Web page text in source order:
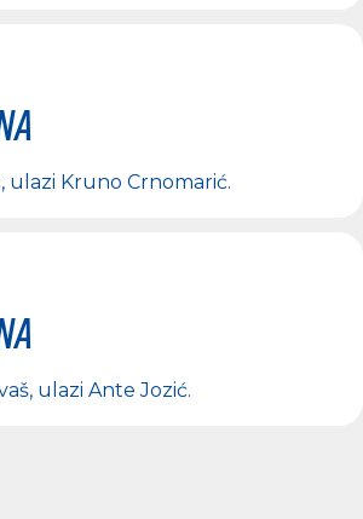
, ulazi Kruno Crnomarić.
, ulazi Ante Jozić.